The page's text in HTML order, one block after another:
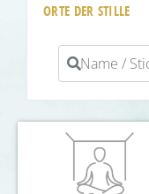
ORTE DER STILLE
Name /